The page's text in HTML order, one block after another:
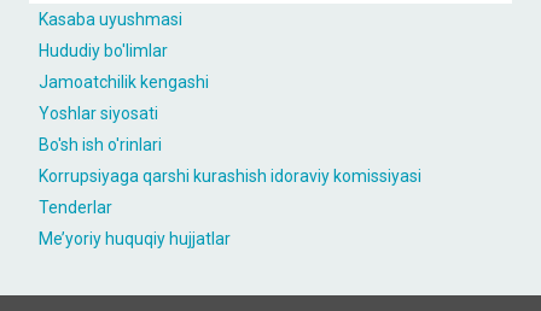
Kasaba uyushmasi
Hududiy bo'limlar
Jamoatchilik kengashi
Yoshlar siyosati
Bo'sh ish o'rinlari
Korrupsiyaga qarshi kurashish idoraviy komissiyasi
Tenderlar
Me’yoriy huquqiy hujjatlar